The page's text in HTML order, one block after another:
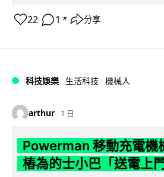
22 1 ↗ 分享
科技娛樂 生活科技 機械人
arthur 1 日
Powerman 移動充電機
樁為的士小巴「送電上門